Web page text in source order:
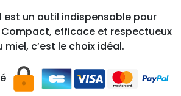
est un outil indispensable pour
efficace et respectueux
c’est le choix idéal.